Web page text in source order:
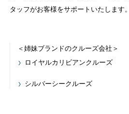
タッフがお客様をサポートいたします。
＜姉妹ブランドのクルーズ会社＞
ロイヤルカリビアンクルーズ
シルバーシークルーズ